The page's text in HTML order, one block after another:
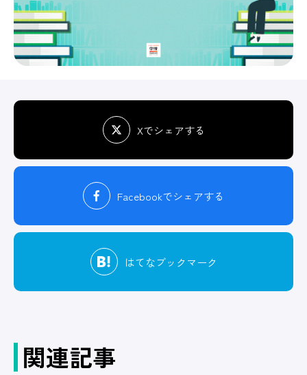
Xでシェアする
Facebookでシェアする
はてなブックマーク
関連記事